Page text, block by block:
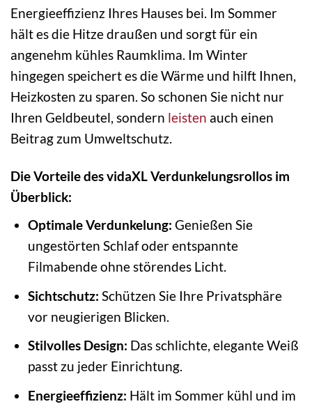
Energieeffizienz Ihres Hauses bei. Im Sommer
hält es die Hitze draußen und sorgt für ein
angenehm kühles Raumklima. Im Winter
hingegen speichert es die Wärme und hilft Ihnen,
Heizkosten zu sparen. So schonen Sie nicht nur
Ihren Geldbeutel, sondern leisten auch einen
Beitrag zum Umweltschutz.
Die Vorteile des vidaXL Verdunkelungsrollos im
Überblick:
Optimale Verdunkelung: Genießen Sie
ungestörten Schlaf oder entspannte
Filmabende ohne störendes Licht.
Sichtschutz: Schützen Sie Ihre Privatsphäre
vor neugierigen Blicken.
Stilvolles Design: Das schlichte, elegante Weiß
passt zu jeder Einrichtung.
Energieeffizienz: Hält im Sommer kühl und im